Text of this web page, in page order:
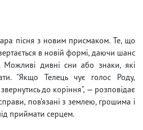
пісня з новим присмаком. Те, що
в новій формі, даючи шанс
Можливі дивні сни або знаки, які
"Якщо Телець чує голос Роду,
до коріння", — розповідає
пов’язані з землею, грошима і
приймати серцем.